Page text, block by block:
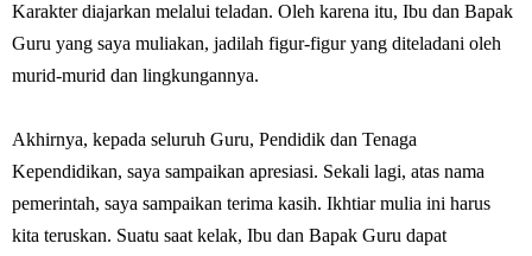
Karakter diajarkan melalui teladan. Oleh karena itu, Ibu dan Bapak
Guru yang saya muliakan, jadilah figur-figur yang diteladani oleh
murid-murid dan lingkungannya.
Akhirnya, kepada seluruh Guru, Pendidik dan Tenaga
Kependidikan, saya sampaikan apresiasi. Sekali lagi, atas nama
pemerintah, saya sampaikan terima kasih. Ikhtiar mulia ini harus
kita teruskan. Suatu saat kelak, Ibu dan Bapak Guru dapat